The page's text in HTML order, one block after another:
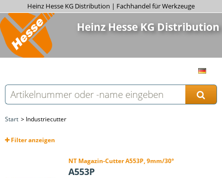
Heinz Hesse KG Distribution | Fachhandel für Werkzeuge
Heinz Hesse KG Distribution
Start Industriecutter
Filteranzeigen
NT Magazin-Cutter A553P, 9mm/30°
A553P